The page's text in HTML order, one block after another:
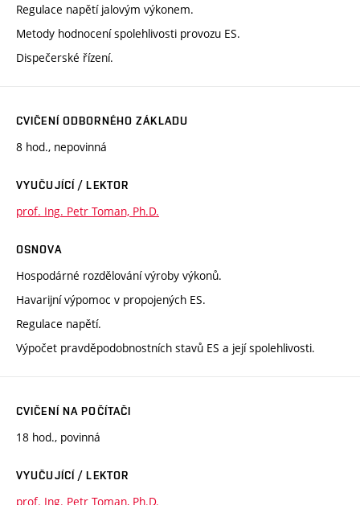
Regulace napětí jalovým výkonem.
Metody hodnocení spolehlivosti provozu ES.
Dispečerské řízení.
CVIČENÍ ODBORNÉHO ZÁKLADU
8 hod., nepovinná
VYUČUJÍCÍ / LEKTOR
prof. Ing. Petr Toman, Ph.D.
OSNOVA
Hospodárné rozdělování výroby výkonů.
Havarijní výpomoc v propojených ES.
Regulace napětí.
Výpočet pravděpodobnostních stavů ES a její spolehlivosti.
CVIČENÍ NA POČÍTAČI
18 hod., povinná
VYUČUJÍCÍ / LEKTOR
prof. Ing. Petr Toman, Ph.D.